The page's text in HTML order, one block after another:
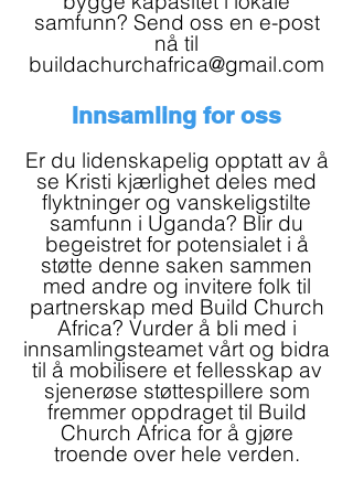
samfunn? Send oss en e-post
nå til
buildachurchafrica@gmail.com
Innsamling for oss
Er du lidenskapelig opptatt av å
se Kristi kjærlighet deles med
flyktninger og vanskeligstilte
samfunn i Uganda? Blir du
begeistret for potensialet i å
støtte denne saken sammen
med andre og invitere folk til
partnerskap med Build Church
Africa? Vurder å bli med i
innsamlingsteamet vårt og bidra
til å mobilisere et fellesskap av
sjenerøse støttespillere som
fremmer oppdraget til Build
Church Africa for å gjøre
troende over hele verden.